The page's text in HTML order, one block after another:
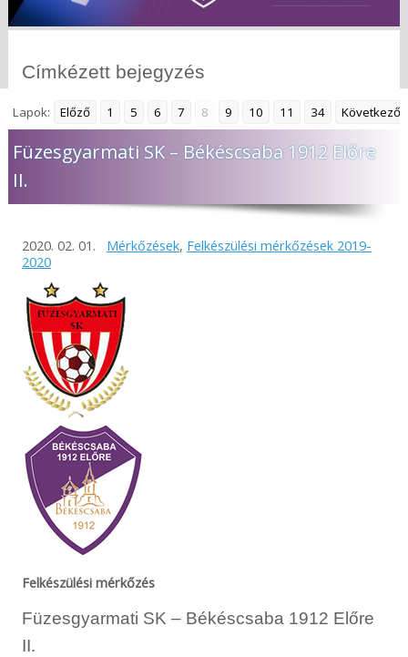
Címkézett bejegyzés
Lapok: Előző 1 5 6 7 8 9 10 11 34 Következő
Füzesgyarmati SK – Békéscsaba 1912 Előre
II.
2020. 02. 01. Mérkőzések, Felkészülési mérkőzések 2019-
2020
Felkészülési mérkőzés
Füzesgyarmati SK – Békéscsaba 1912 Előre
II.